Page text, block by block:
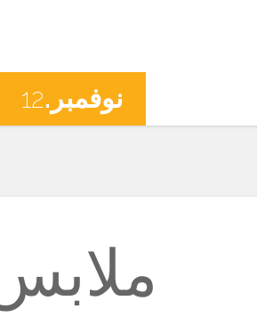
نوفمبر.12